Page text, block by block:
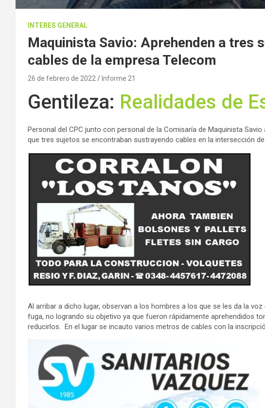
INTERES GENERAL
Maquinista Savio: Aprehenden a tres
cables de la empresa Telecom
26 de febrero de 2022 Informe 21
Gentileza: Realidades de
Personal del CPC junto con personal de la Comisaría de Maquinista
que tres sujetos se encontraban sustrayendo cables en la intersección
Al arribar a dicho lugar, observan a los hombres a los que se les da la
fuga, no logrando su objetivo ya que fueron rápidamente aprehendidos
reducirlos. En el lugar se incauto varios metros de cables con la